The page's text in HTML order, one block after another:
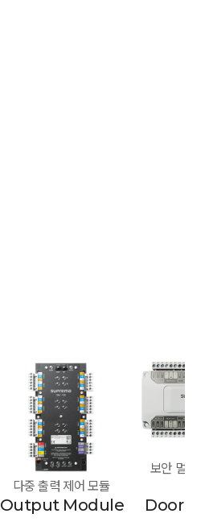
다중 출력 제어 모듈
Output Module
보안 멀티
Door